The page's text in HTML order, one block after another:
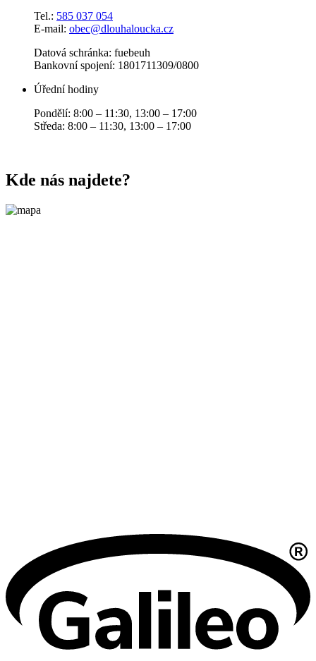
Tel.: 585 037 054
E-mail: obec@dlouhaloucka.cz
Datová schránka: fuebeuh
Bankovní spojení: 1801711309/0800
Úřední hodiny
Pondělí: 8:00 – 11:30, 13:00 – 17:00
Středa: 8:00 – 11:30, 13:00 – 17:00
Kde nás najdete?